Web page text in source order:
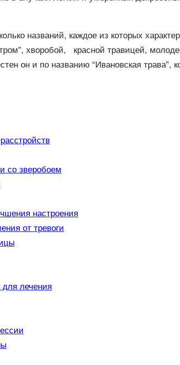
названий, каждое из которых
хворобой, красной травицей,
он и по названию “Ивановская трава”,
со зверобоем
настроения
от тревоги
лечения